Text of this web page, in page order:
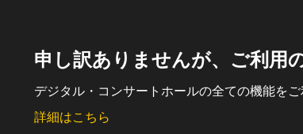
申し訳ありませんが、ご利用
デジタル・コンサートホールの全ての機能を
詳細はこちら